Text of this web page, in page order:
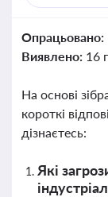
Опрацьовано:
Виявлено: 16
На основі
короткі
дізнаєтесь:
Які